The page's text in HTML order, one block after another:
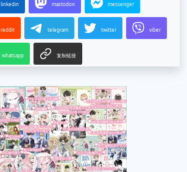
linkedin mastodon messenger
reddit telegram twitter viber
whatsapp 复制链接